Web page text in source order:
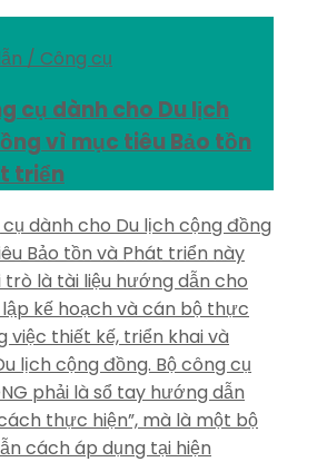
/ Công cụ
cụ dành cho Du lịch
vì mục tiêu Bảo tồn
triển
cụ dành cho Du lịch cộng đồng
Bảo tồn và Phát triển này
trò là tài liệu hướng dẫn cho
kế hoạch và cán bộ thực
việc thiết kế, triển khai và
lịch cộng đồng. Bộ công cụ
phải là sổ tay hướng dẫn
thực hiện”, mà là một bộ
cách áp dụng tại hiện